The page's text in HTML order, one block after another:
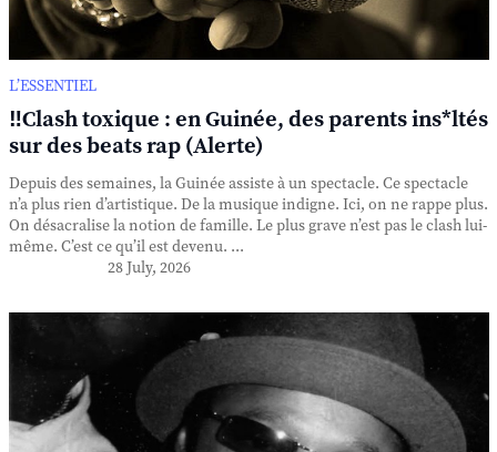
L’ESSENTIEL
‼️Clash toxique : en Guinée, des parents ins*ltés
sur des beats rap (Alerte)
Depuis des semaines, la Guinée assiste à un spectacle. Ce spectacle
n’a plus rien d’artistique. De la musique indigne. Ici, on ne rappe plus.
On désacralise la notion de famille. Le plus grave n’est pas le clash lui-
même. C’est ce qu’il est devenu. ...
28 July, 2026